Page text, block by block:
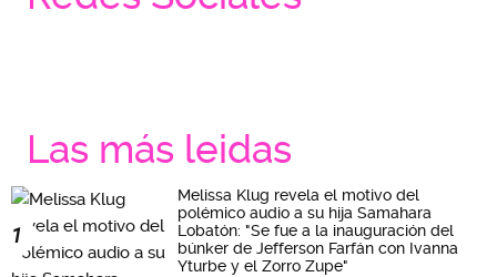
Las más leidas
1
Melissa Klug revela el motivo del
polémico audio a su hija Samahara
Lobatón: "Se fue a la inauguración del
búnker de Jefferson Farfán con Ivanna
Yturbe y el Zorro Zupe"